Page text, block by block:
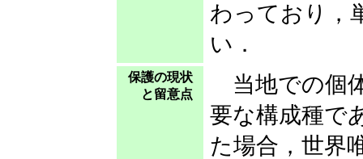
わっており，
い．
保護の現状
と留意点
当地での個
要な構成種で
た場合，世界